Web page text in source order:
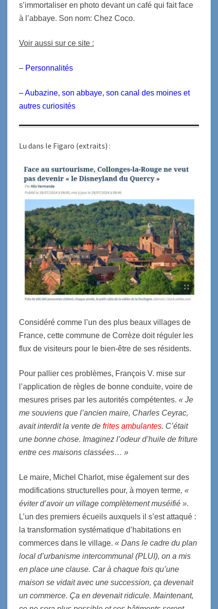
s’immortaliser en photo devant un café qui fait face
à l’abbaye. Son nom: Chez Coco.
Voir aussi sur ce site :
– Personnalités
–Aubazine, son abbaye, son canal des moines et
autres curiosités
Lu dans le Figaro (extraits) :
Considéré comme l’un des plus beaux villages de
France, cette commune de Corrèze doit réguler les
flux de visiteurs pour le bien-être de ses résidents.
Pour pallier ces problèmes, François V. mise sur
l’application de règles de bonne conduite, voire de
mesures prises par les autorités compétentes. « Je
me souviens que l’ancien maire, Charles Ceyrac,
avait interdit la vente de frites ambulantes. C’était
une bonne chose. Imaginez l’odeur d’huile de friture
entre ces maisons classées… »
Le maire, Michel Charlot, mise également sur des
modifications structurelles pour, à moyen terme, «
éviter d’avoir un village complètement muséifié ».
L’un des premiers écueils auxquels il s’est attaqué :
la transformation systématique d’habitations en
commerces dans le village. « Dans le cadre du plan
local d’urbanisme intercommunal (PLUI), on a mis
en place une clause. Car à chaque fois qu’une
maison se vidait avec une succession, ça devenait
un commerce. Ça en devenait ridicule. Maintenant,